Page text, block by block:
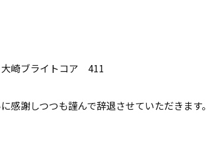
崎ブライトコア 411
感謝しつつも謹んで辞退させていただきます